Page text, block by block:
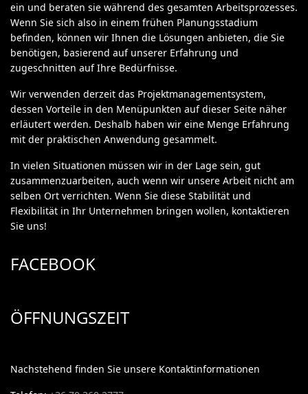
ein und beraten sie während des gesamten Arbeitsprozesses.
Wenn Sie sich also in einem frühen Planungsstadium
befinden, können wir Ihnen die Lösungen anbieten, die Sie
benötigen, basierend auf unserer Erfahrung und
zugeschnitten auf Ihre Bedürfnisse.
Wir verwenden derzeit das Projektmanagementsystem,
dessen Vorteile in den Menüpunkten auf dieser Seite näher
erläutert werden. Deshalb haben wir eine Menge Erfahrung
mit der praktischen Anwendung gesammelt.
In vielen Situationen müssen wir in der Lage sein, gut
zusammenzuarbeiten, auch wenn wir unsere Arbeit nicht am
selben Ort verrichten. Wenn Sie diese Stabilität und
Flexibilität in Ihr Unternehmen bringen wollen, kontaktieren
Sie uns!
FACEBOOK
ÖFFNUNGSZEIT
Nachstehend finden Sie unsere Kontaktinformationen